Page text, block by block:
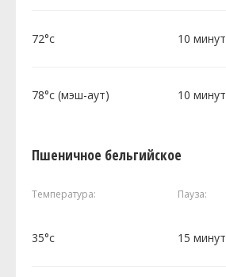
72°c 10 минут
78°c (мэш-аут) 10 минут
Пшеничное бельгийское
Температура: Пауза:
35°c 15 минут